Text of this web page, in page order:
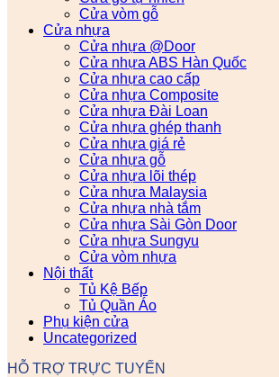
Cửa vòm gỗ
Cửa nhựa
Cửa nhựa @Door
Cửa nhựa ABS Hàn Quốc
Cửa nhựa cao cấp
Cửa nhựa Composite
Cửa nhựa Đài Loan
Cửa nhựa ghép thanh
Cửa nhựa giá rẻ
Cửa nhựa gỗ
Cửa nhựa lõi thép
Cửa nhựa Malaysia
Cửa nhựa nhà tắm
Cửa nhựa Sài Gòn Door
Cửa nhựa Sungyu
Cửa vòm nhựa
Nội thất
Tủ Kệ Bếp
Tủ Quần Áo
Phụ kiện cửa
Uncategorized
HỖ TRỢ TRỰC TUYẾN